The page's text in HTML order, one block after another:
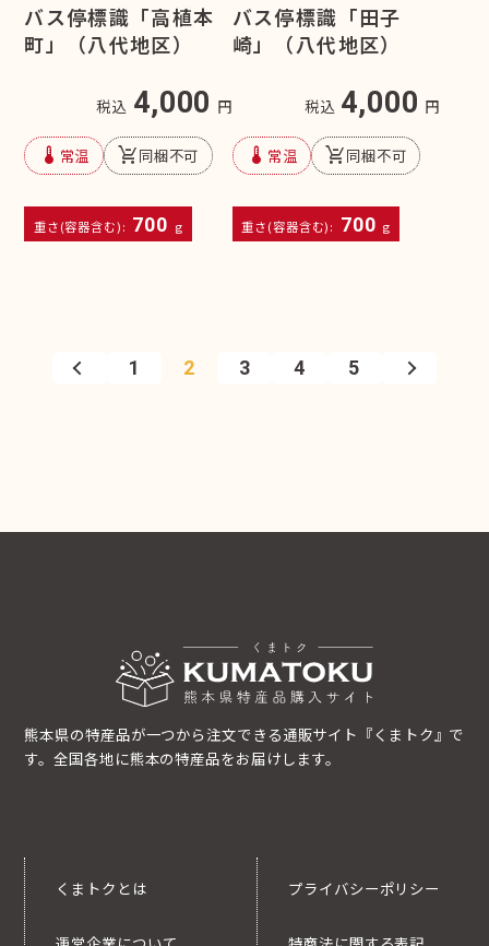
バス停標識「高植本
町」（八代地区）
税込 4,000 円
device_thermostat 常温 remove_shopping_cart同梱不可
重さ(容器含む): 700 g
バス停標識「田子
崎」（八代地区）
税込 4,000 円
device_thermostat 常温 remove_shopping_cart同梱不可
重さ(容器含む): 700 g
1 2 3 4 5
熊本県の特産品が一つから注文できる通販サイト『くまトク』で
す。全国各地に熊本の特産品をお届けします。
くまトクとは プライバシーポリシー